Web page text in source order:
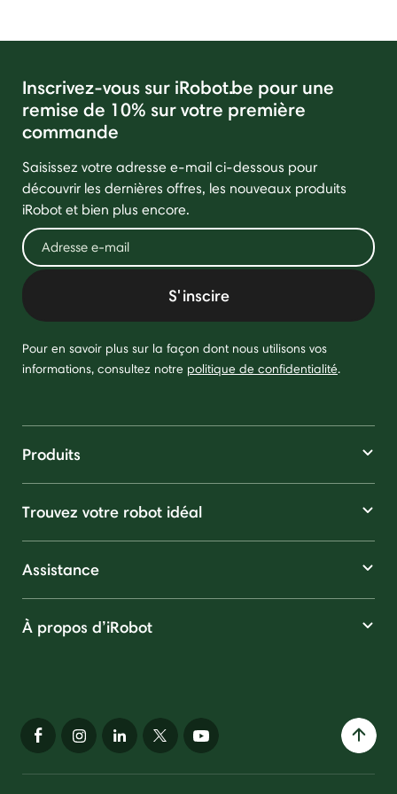
Inscrivez-vous sur iRobot.be pour une
remise de 10% sur votre première
commande
Saisissez votre adresse e-mail ci-dessous pour
découvrir les dernières offres, les nouveaux produits
iRobot et bien plus encore.
S'inscire
Pour en savoir plus sur la façon dont nous utilisons vos
informations, consultez notre politique de confidentialité.
Produits
Trouvez votre robot idéal
Assistance
À propos d’iRobot